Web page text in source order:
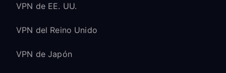
VPN de EE. UU.
VPN del Reino Unido
VPN de Japón